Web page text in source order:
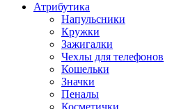
Атрибутика
Напульсники
Кружки
Зажигалки
Чехлы для телефонов
Кошельки
Значки
Пеналы
Косметички